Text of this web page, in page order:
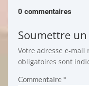
0 commentaires
Soumettre
Votre adresse e-mail
obligatoires sont
Commentaire *